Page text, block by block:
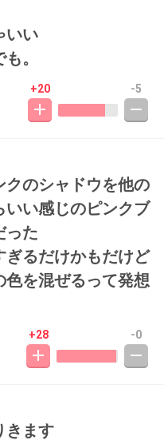
いい
。
+20 -5
のシャドウを他の
いい感じのピンクブ
った
ぎるだけかもだけど
色を混ぜるって発想
+28 -0
きます